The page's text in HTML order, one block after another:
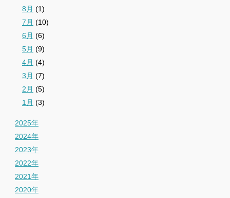
8月 (1)
7月 (10)
6月 (6)
5月 (9)
4月 (4)
3月 (7)
2月 (5)
1月 (3)
2025年
2024年
2023年
2022年
2021年
2020年